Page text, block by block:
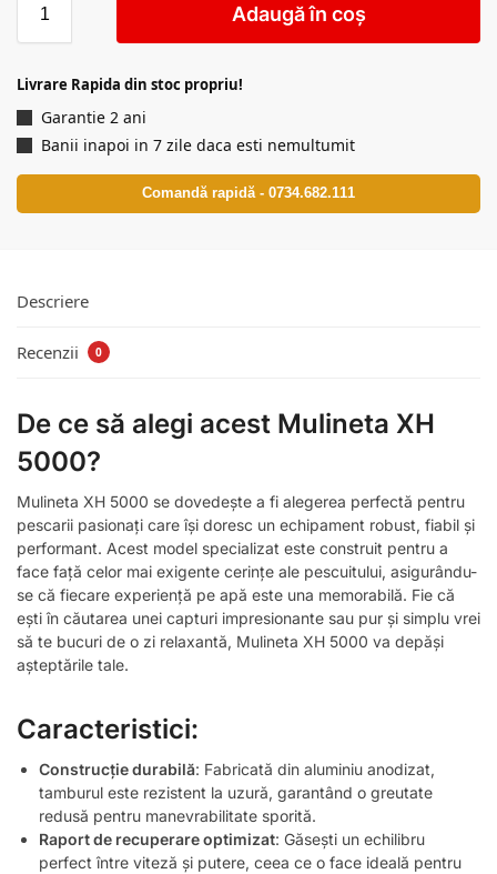
Adaugă în coș
Livrare Rapida din stoc propriu!
Garantie 2 ani
Banii inapoi in 7 zile daca esti nemultumit
Comandă rapidă - 0734.682.111
Descriere
Recenzii 0
De ce să alegi acest Mulineta XH
5000?
Mulineta XH 5000 se dovedește a fi alegerea perfectă pentru
pescarii pasionați care își doresc un echipament robust, fiabil și
performant. Acest model specializat este construit pentru a
face față celor mai exigente cerințe ale pescuitului, asigurându-
se că fiecare experiență pe apă este una memorabilă. Fie că
ești în căutarea unei capturi impresionante sau pur și simplu vrei
să te bucuri de o zi relaxantă, Mulineta XH 5000 va depăși
așteptările tale.
Caracteristici:
Construcție durabilă: Fabricată din aluminiu anodizat,
tamburul este rezistent la uzură, garantând o greutate
redusă pentru manevrabilitate sporită.
Raport de recuperare optimizat: Găsești un echilibru
perfect între viteză și putere, ceea ce o face ideală pentru